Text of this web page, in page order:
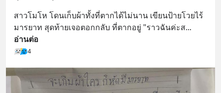
https://lin.ee/U91Fzyz
สาวโมโห โดนเก็บผ้าทั้งที่ตากได้ไม่นาน เขียนป้ายโวยไร้
มารยาท สุดท้ายเจอตอกกลับ ที่ตากอยู่ "ราวฉันค่ะส
อ่านต่อ
4